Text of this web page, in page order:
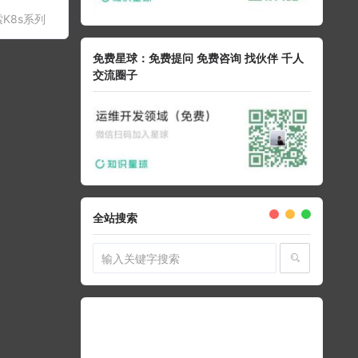
K8s系列
免费星球：免费提问 免费咨询 找伙伴 千人
交流圈子
全站搜索